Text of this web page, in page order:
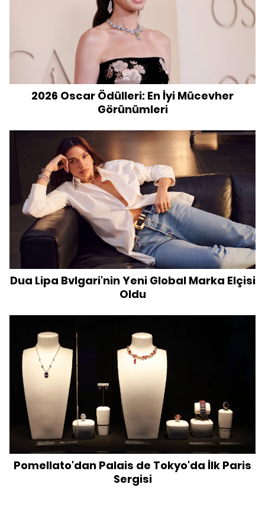
2026 Oscar Ödülleri: En İyi Mücevher
Görünümleri
Dua Lipa Bvlgari'nin Yeni Global Marka Elçisi
Oldu
Pomellato'dan Palais de Tokyo'da İlk Paris
Sergisi